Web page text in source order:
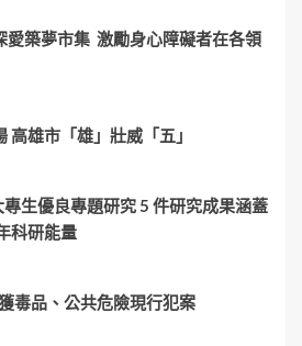
愛築夢市集 激勵身心障礙者在各領
雄市「雄」壯威「五」
生優良專題研究 5 件研究成果涵蓋
科研能量
毒品、公共危險現行犯案